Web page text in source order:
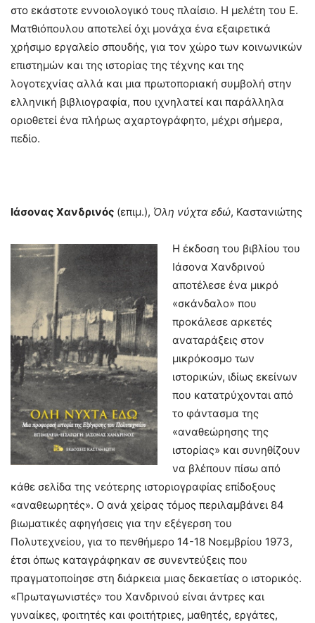
στο εκάστοτε εννοιολογικό τους πλαίσιο. Η μελέτη του Ε.
Ματθιόπουλου αποτελεί όχι μονάχα ένα εξαιρετικά
χρήσιμο εργαλείο σπουδής, για τον χώρο των κοινωνικών
επιστημών και της ιστορίας της τέχνης και της
λογοτεχνίας αλλά και μια πρωτοποριακή συμβολή στην
ελληνική βιβλιογραφία, που ιχνηλατεί και παράλληλα
οριοθετεί ένα πλήρως αχαρτογράφητο, μέχρι σήμερα,
πεδίο.
Ιάσονας Χανδρινός (επιμ.), Όλη νύχτα εδώ, Καστανιώτης
Η έκδοση του βιβλίου του
Ιάσονα Χανδρινού
αποτέλεσε ένα μικρό
«σκάνδαλο» που
προκάλεσε αρκετές
αναταράξεις στον
μικρόκοσμο των
ιστορικών, ιδίως εκείνων
που κατατρύχονται από
το φάντασμα της
«αναθεώρησης της
ιστορίας» και συνηθίζουν
να βλέπουν πίσω από
κάθε σελίδα της νεότερης ιστοριογραφίας επίδοξους
«αναθεωρητές». Ο ανά χείρας τόμος περιλαμβάνει 84
βιωματικές αφηγήσεις για την εξέγερση του
Πολυτεχνείου, για το πενθήμερο 14-18 Νοεμβρίου 1973,
έτσι όπως καταγράφηκαν σε συνεντεύξεις που
πραγματοποίησε στη διάρκεια μιας δεκαετίας ο ιστορικός.
«Πρωταγωνιστές» του Χανδρινού είναι άντρες και
γυναίκες, φοιτητές και φοιτήτριες, μαθητές, εργάτες,